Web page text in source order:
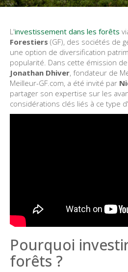
L'investissement dans les forêts
Forestiers (GF), des sociétés de
une option de diversification
popularité. Dans cette émission de
Jonathan Dhiver, fondateur de
Meilleur-GF.com, a été invité par
partager son expertise sur les
considérations clés liés à ce type
Pourquoi
forêts ?